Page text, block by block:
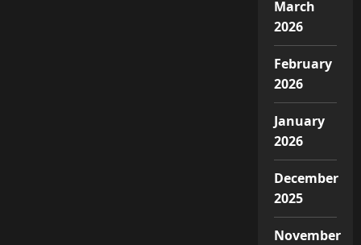
March
2026
February
2026
January
2026
December
2025
November